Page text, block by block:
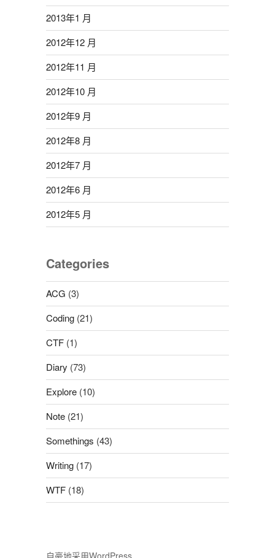
2013年1 月
2012年12 月
2012年11 月
2012年10 月
2012年9 月
2012年8 月
2012年7 月
2012年6 月
2012年5 月
Categories
ACG (3)
Coding(21)
CTF(1)
Diary (73)
Explore(10)
Note(21)
Somethings (43)
Writing(17)
WTF(18)
自豪地采用WordPress